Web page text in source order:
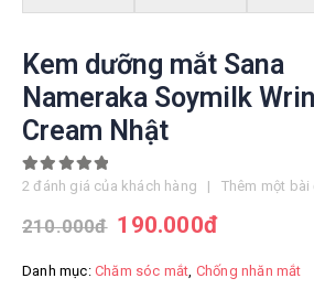
Kem dưỡng mắt Sana
Nameraka Soymilk
Cream Nhật
5.00out of 5
2 đánh giá của khách hàng | Thêm một bài
210.000đ 190.000đ
Danh mục: Chăm sóc mắt, Chống nhăn mắt